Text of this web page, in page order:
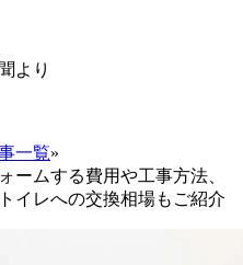
より
一覧»
ームする費用や工事方法、
イレへの交換相場もご紹介